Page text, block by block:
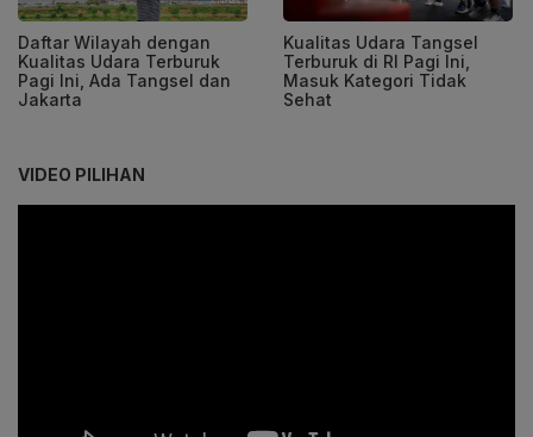
Daftar Wilayah dengan
Kualitas Udara Terburuk
Pagi Ini, Ada Tangsel dan
Jakarta
Kualitas Udara Tangsel
Terburuk di RI Pagi Ini,
Masuk Kategori Tidak
Sehat
VIDEO PILIHAN